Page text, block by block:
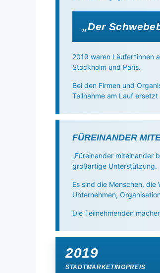
„Der
2019 waren Läufer*innen
Stockholm und Paris.
Bei den Firmen und
Teilnahme am Lauf
FÜREINANDER
„Füreinander miteinander
großartige Unterstützung.
Es sind die Menschen,
Unternehmen,
Die Teilnehmenden
2019
STADTMARKETINGPREIS